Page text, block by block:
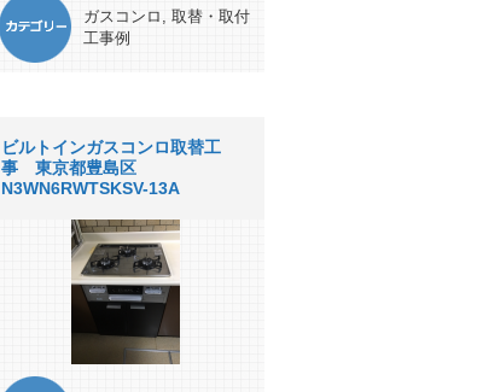
ガスコンロ , 取替・取付
工事例
ビルトインガスコンロ取替工
事 東京都豊島区
N3WN6RWTSKSV-13A